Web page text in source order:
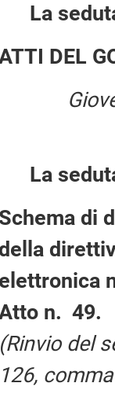
La
DEL
La
Schema di
della
elettronica
n. 49.
(Rinvio del
126,